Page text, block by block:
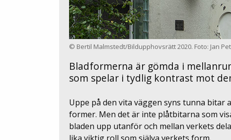
© Bertil Malmstedt/Bildupphovsrätt 2020. Foto: Jan
Bladformerna är gömda i
som spelar i tydlig kontrast mot
Uppe på den vita väggen syns tunna
former. Men det är inte plåtbitarna som
bladen upp utanför och mellan verkets